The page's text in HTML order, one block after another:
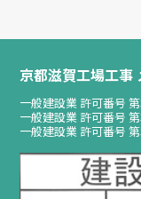
京都滋賀工場工事
一般建設業 許可番号
一般建設業 許可番号
一般建設業 許可番号